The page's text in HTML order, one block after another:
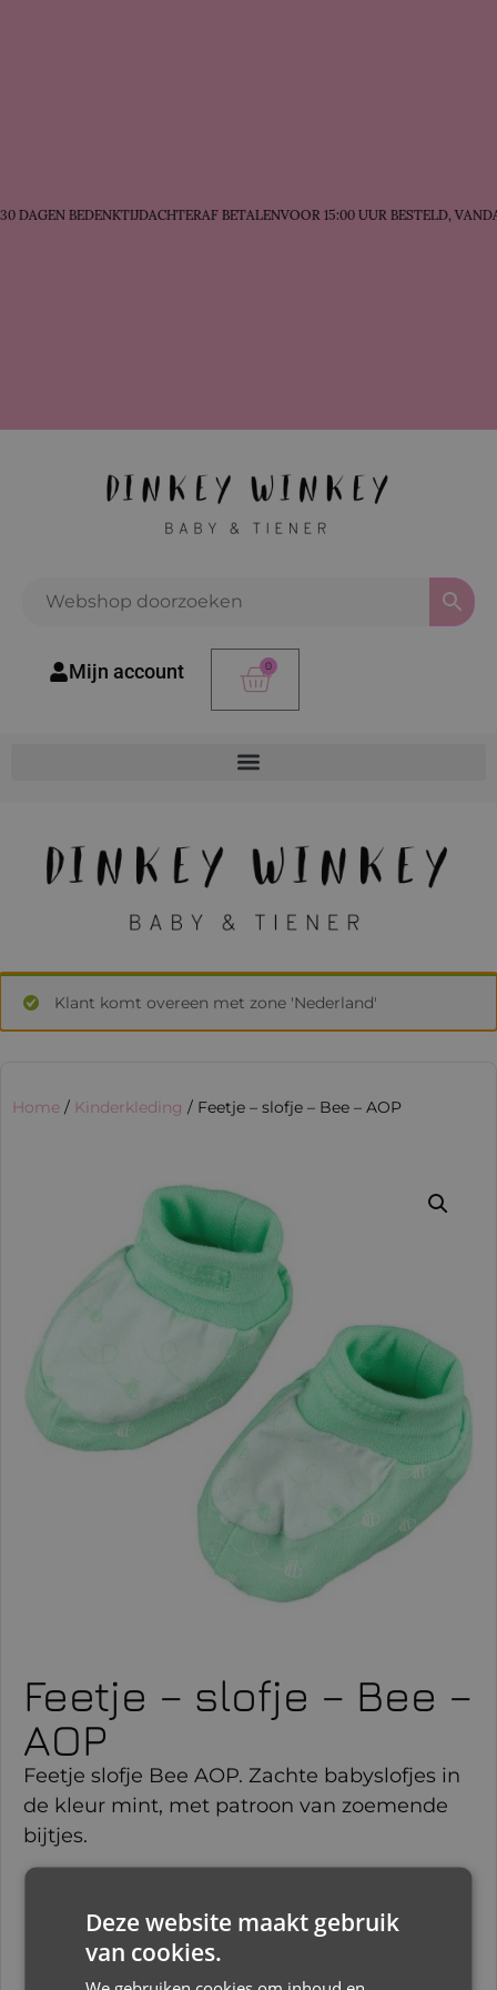
BEDENKTIJDACHTERAF BETALENVOOR 15:00 UUR BESTELD,
Mijn account 0
Klant komt overeen met zone 'Nederland'
Home / Kinderkleding / Feetje – slofje – Bee – AOP
Feetje – slofje – Bee –
AOP
Feetje slofje Bee AOP. Zachte babyslofjes in
de kleur mint, met patroon van zoemende
bijtjes.
7,95
Slechts 1 resterend op voorraad
Deze website maakt gebruik
van cookies.